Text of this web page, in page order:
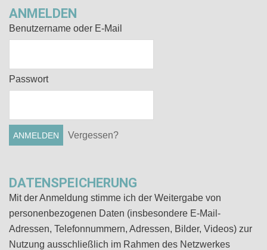
ANMELDEN
Benutzername oder E-Mail
Passwort
Vergessen?
DATENSPEICHERUNG
Mit der Anmeldung stimme ich der Weitergabe von
personenbezogenen Daten (insbesondere E-Mail-
Adressen, Telefonnummern, Adressen, Bilder, Videos) zur
Nutzung ausschließlich im Rahmen des Netzwerkes